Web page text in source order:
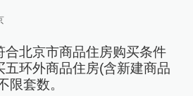
合北京市商品住房购买条件
五环外商品住房(含新建商品
限套数。